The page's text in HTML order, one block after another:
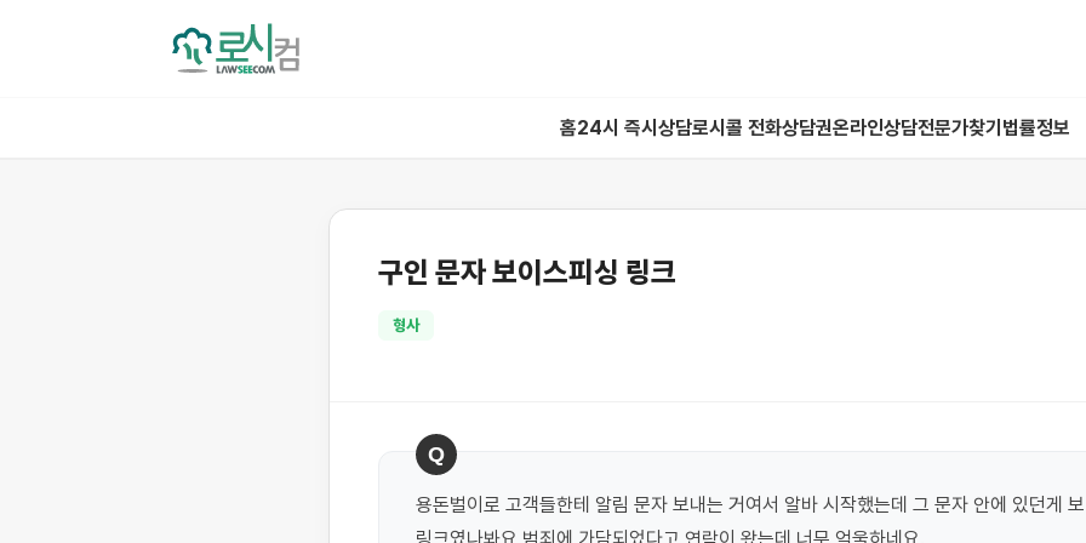
홈24시 즉시상담로시콜 전화상담권온라인상담전문가찾기 법률정보
구인 문자 보이스피싱 링크
형사
Q
용돈벌이로 고객들한테 알림 문자 보내는 거여서 알바 시작했는데 그 문자 안에 있던게